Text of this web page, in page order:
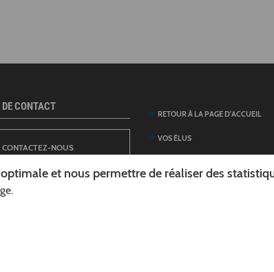
CONTACT
CONTACTEZ-NOUS
RETOUR À LA PAGE D'ACCUEIL
VOS ÉLUS
DÉPARTEMENT
et nous permettre de réaliser des